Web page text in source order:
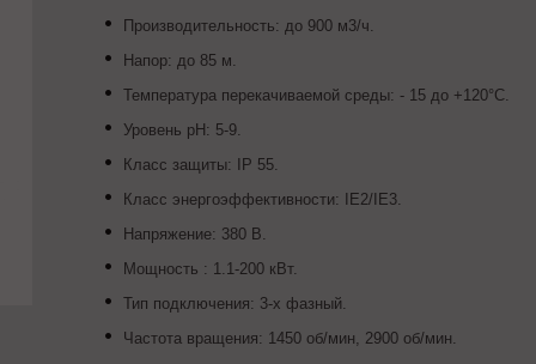
Производительность: до 900 м3/ч.
Напор: до 85 м.
Температура перекачиваемой среды: - 15 до +120°С.
Уровень рН: 5-9.
Класс защиты: IP 55.
Класс энергоэффективности: IE2/IE3.
Напряжение: 380 В.
Мощность : 1.1-200 кВт.
Тип подключения: 3-х фазный.
Частота вращения: 1450 об/мин, 2900 об/мин.